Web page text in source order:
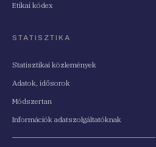
Etikai kódex
STATISZTIKA
Statisztikai közlemények
Adatok, idősorok
Módszertan
Információk adatszolgáltatóknak